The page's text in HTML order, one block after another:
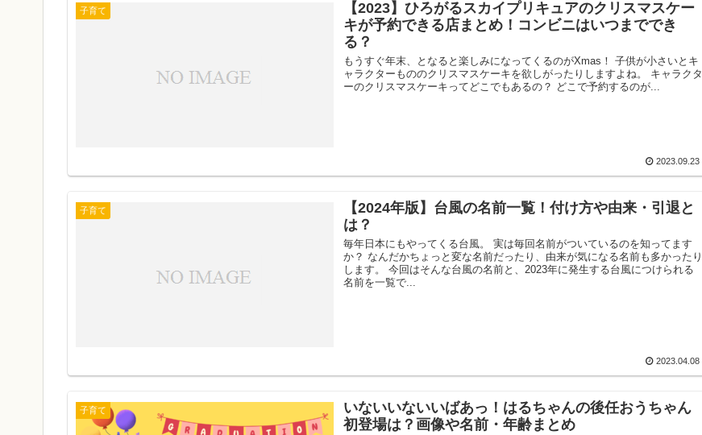
子育て
【2023】ひろがるスカイプリキュアのクリスマスケー
キが予約できる店まとめ！コンビニはいつまででき
る？
もうすぐ年末、となると楽しみになってくるのがXmas！ 子供が小さいとキ
ャラクターもののクリスマスケーキを欲しがったりしますよね。 キャラクタ
ーのクリスマスケーキってどこでもあるの？ どこで予約するのが...
2023.09.23
子育て
【2024年版】台風の名前一覧！付け方や由来・引退と
は？
毎年日本にもやってくる台風。 実は毎回名前がついているのを知ってます
か？ なんだかちょっと変な名前だったり、由来が気になる名前も多かったり
します。 今回はそんな台風の名前と、2023年に発生する台風につけられる
名前を一覧で...
2023.04.08
子育て
いないいないいばあっ！はるちゃんの後任おうちゃん
初登場は？画像や名前・年齢まとめ